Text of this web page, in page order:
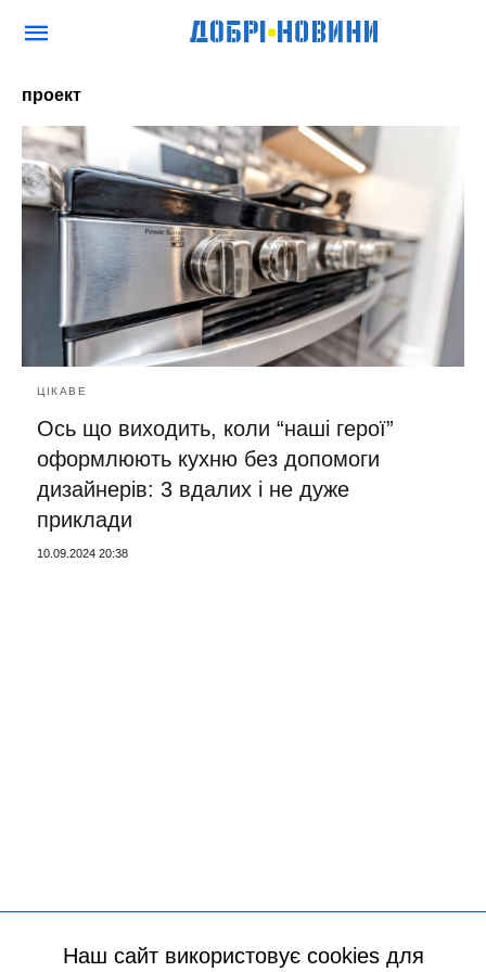
проект
ЦІКАВЕ
Ось що виходить, коли “наші герої”
оформлюють кухню без допомоги
дизайнерів: 3 вдалих і не дуже
приклади
10.09.2024 20:38
Наш сайт використовує cookies для